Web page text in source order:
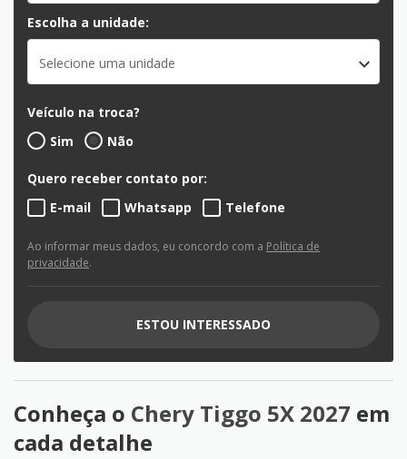
Escolha a unidade:
Selecione uma unidade
Veículo na troca?
Sim
Não
Quero receber contato por:
E-mail
Whatsapp Telefone
Ao informar meus dados, eu concordo com a Política de
privacidade.
ESTOU INTERESSADO
Conheça o Chery Tiggo 5X 2027 em
cada detalhe